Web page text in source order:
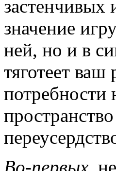
застенчивых
значение
ней, но и в
тяготеет ваш
потребности